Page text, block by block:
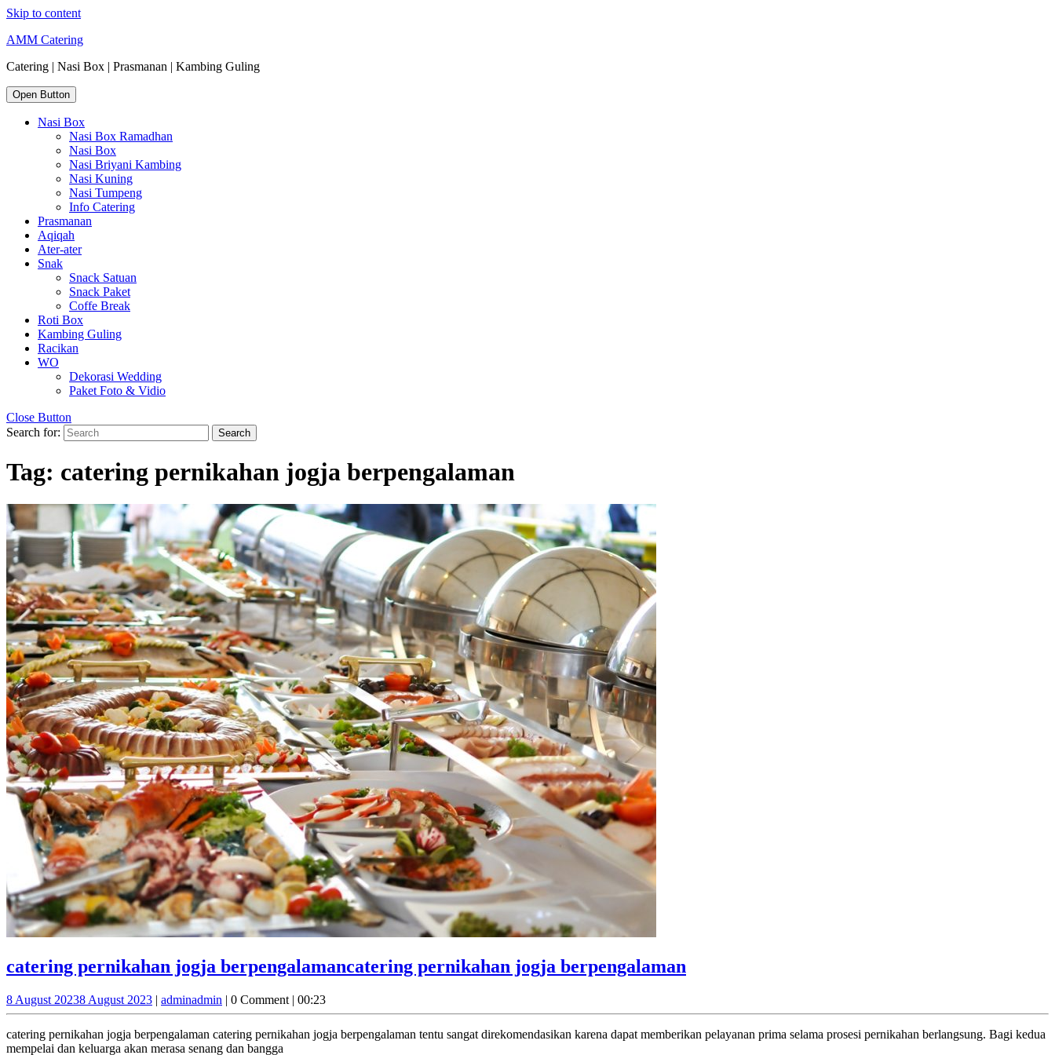
Skip to content
AMM Catering
Catering | Nasi Box | Prasmanan | Kambing Guling
Open Button
Nasi Box
Nasi Box Ramadhan
Nasi Box
Nasi Briyani Kambing
Nasi Kuning
Nasi Tumpeng
Info Catering
Prasmanan
Aqiqah
Ater-ater
Snak
Snack Satuan
Snack Paket
Coffe Break
Roti Box
Kambing Guling
Racikan
WO
Dekorasi Wedding
Paket Foto & Vidio
Close Button
Search for:
Tag: catering pernikahan jogja berpengalaman
catering pernikahan jogja berpengalamancatering pernikahan jogja berpengalaman
8 August 20238 August 2023 | adminadmin | 0 Comment | 00:23
catering pernikahan jogja berpengalaman catering pernikahan jogja berpengalaman tentu sangat direkomendasikan karena dapat memberikan pelayanan prima selama prosesi pernikahan berlangsung. Bagi kedua
mempelai dan keluarga akan merasa senang dan bangga